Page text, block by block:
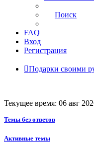
Поиск
FAQ
Вход
Регистрация
Подарки своими
Текущее время: 06 авг
Темы без ответов
Активные темы